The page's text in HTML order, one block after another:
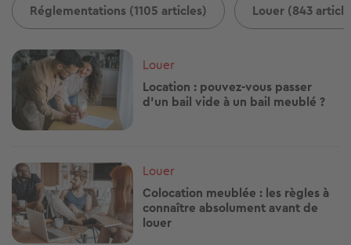
Réglementations (1105 articles) Louer (843
Image
Louer
Location : pouvez-vous passer
d’un bail vide à un bail meublé ?
Image
Louer
Colocation meublée : les règles à
connaître absolument avant de
louer